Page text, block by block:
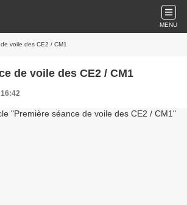
MENU
voile des CE2 / CM1
de voile des CE2 / CM1